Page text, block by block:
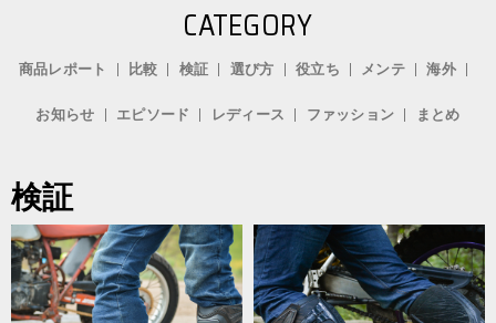
CATEGORY
商品レポート 比較 検証 選び方 役立ち メンテ
海外
お知らせ
エピソード レディース ファッション まとめ
検証